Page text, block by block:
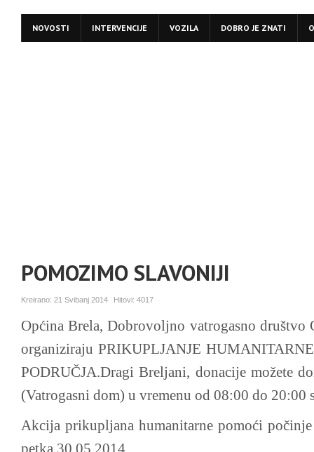
NOVOSTI INTERVENCIJE VOZILA DOBRO JE ZNATI
POMOZIMO SLAVONIJI
Kreirano: 21 Svibanj 2014 Hitovi: 4017
Općina Brela, Dobrovoljno vatrogasno društvo
organiziraju PRIKUPLJANJE
PODRUČJA.Dragi Breljani, donacije možete
(Vatrogasni dom) u vremenu od 08:00 do 20:00
Akcija prikupljana humanitarne pomoći
petka 30.05.2014